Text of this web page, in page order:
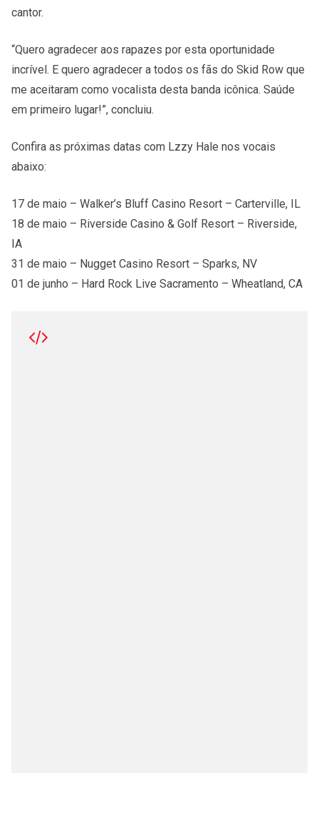
cantor.
“Quero agradecer aos rapazes por esta oportunidade
incrível. E quero agradecer a todos os fãs do Skid Row que
me aceitaram como vocalista desta banda icônica. Saúde
em primeiro lugar!”, concluiu.
Confira as próximas datas com Lzzy Hale nos vocais
abaixo:
17 de maio – Walker’s Bluff Casino Resort – Carterville, IL
18 de maio – Riverside Casino & Golf Resort – Riverside,
IA
31 de maio – Nugget Casino Resort – Sparks, NV
01 de junho – Hard Rock Live Sacramento – Wheatland, CA